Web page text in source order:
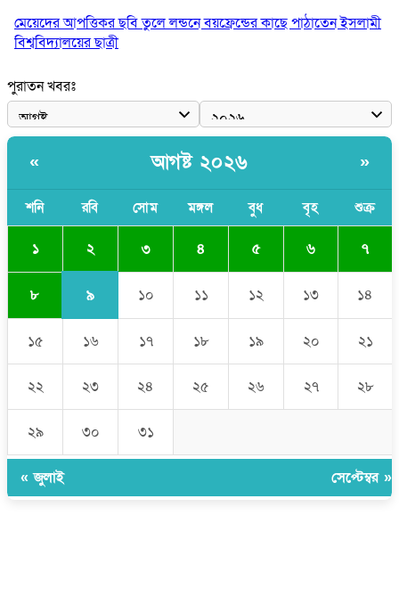
মেয়েদের আপত্তিকর ছবি তুলে লন্ডনে বয়ফ্রেন্ডের কাছে পাঠাতেন ইসলামী
বিশ্ববিদ্যালয়ের ছাত্রী
পুলিশকে পিটিয়ে রক্তাক্ত করেছি এ দৃশ্য কি আপনারা দেখেননি: এনসিপি
নেতা
পাঁচ দেশি মাছে মিলল মাইক্রোপ্লাস্টিক, সবচেয়ে বেশি কই মাছে
বাংলাদেশী কর্মীদের আকামা নিয়ে বড় সুখবর দিলো সৌদি সরকার
ভারতের পূর্ব সীমান্তে এখন ‘আরেকটি পাকিস্তান’ গড়ে উঠেছে: সজীব
ওয়াজেদ জয়
পুরাতন খবরঃ
« আগষ্ট ২০২৬ »
শনি রবি সোম মঙ্গল বুধ বৃহ শুক্র
১ ২ ৩ ৪ ৫ ৬ ৭
৮ ৯ ১০ ১১ ১২ ১৩ ১৪
১৫ ১৬ ১৭ ১৮ ১৯ ২০ ২১
২২ ২৩ ২৪ ২৫ ২৬ ২৭ ২৮
২৯ ৩০ ৩১
« জুলাই সেপ্টেম্বর »